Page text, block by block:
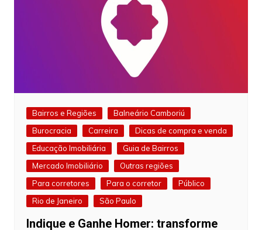
Bairros e Regiões
Balneário Camboriú
Burocracia
Carreira
Dicas de compra e venda
Educação Imobiliária
Guia de Bairros
Mercado Imobiliário
Outras regiões
Para corretores
Para o corretor
Público
Rio de Janeiro
São Paulo
Indique e Ganhe Homer: transforme